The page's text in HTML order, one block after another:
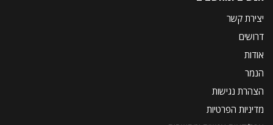
יצירת קשר
דרושים
אודות
הנמר
הצהרת נגישות
מדיניות הפרטיות